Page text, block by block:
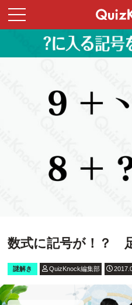
数式に記号が！？
謎解き QuizKnock編集部